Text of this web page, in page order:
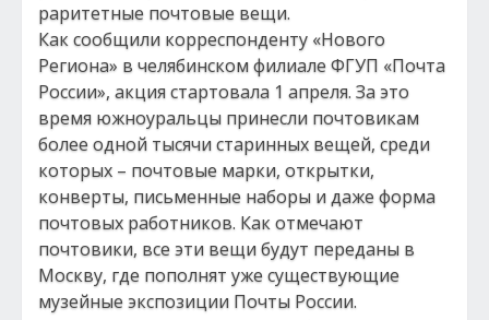
раритетные почтовые вещи.
Как сообщили корреспонденту «Нового
Региона» в челябинском филиале ФГУП «Почта
России», акция стартовала 1 апреля. За это
время южноуральцы принесли почтовикам
более одной тысячи старинных вещей, среди
которых – почтовые марки, открытки,
конверты, письменные наборы и даже форма
почтовых работников. Как отмечают
почтовики, все эти вещи будут переданы в
Москву, где пополнят уже существующие
музейные экспозиции Почты России.